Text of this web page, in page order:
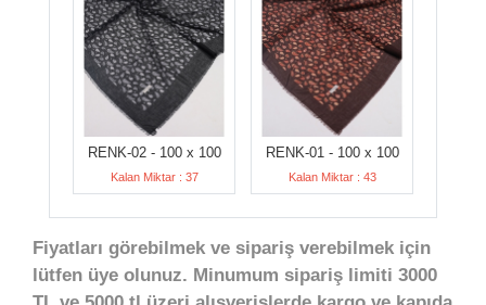
RENK-02 - 100 x 100
Kalan Miktar : 37
RENK-01 - 100 x 100
Kalan Miktar : 43
Fiyatları görebilmek ve sipariş verebilmek için
lütfen üye olunuz. Minumum sipariş limiti 3000